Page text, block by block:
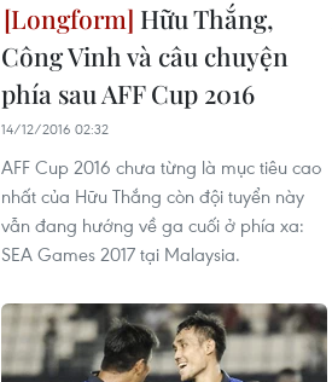
Hữu Thắng,
Công Vinh và câu chuyện
phía sau AFF Cup 2016
14/12/2016 02:32
AFF Cup 2016 chưa từng là mục tiêu cao
nhất của Hữu Thắng còn đội tuyển này
vẫn đang hướng về ga cuối ở phía xa:
SEA Games 2017 tại Malaysia.